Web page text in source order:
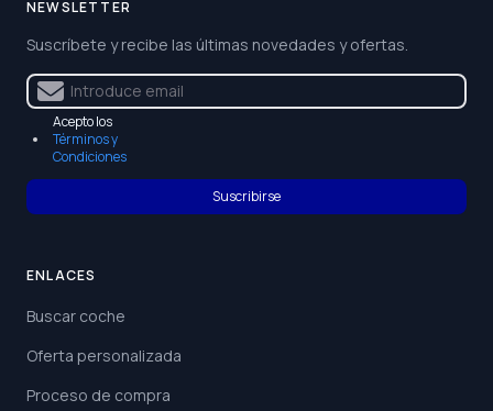
NEWSLETTER
Suscríbete y recibe las últimas novedades y ofertas.
Acepto los
Términos y
Condiciones
Suscribirse
ENLACES
Buscar coche
Oferta personalizada
Proceso de compra